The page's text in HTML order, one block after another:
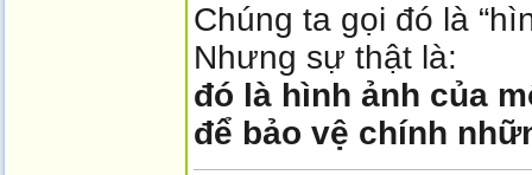
Chúng ta gọi đó là
Nhưng sự thật là:
đó là hình ảnh của
để bảo vệ chính